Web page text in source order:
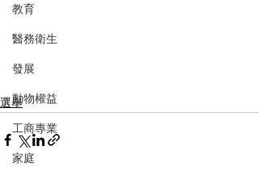
教育
醫務衛生
發展
動物權益
工商專業
家庭
選舉